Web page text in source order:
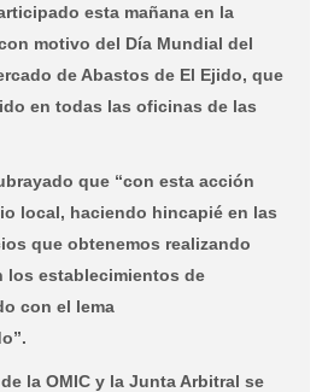
esta mañana en la
motivo del Día Mundial del
de Abastos de El Ejido, que
en todas las oficinas de las
que “con esta acción
local, haciendo hincapié en las
que obtenemos realizando
los establecimientos de
con el lema
la OMIC y la Junta Arbitral se